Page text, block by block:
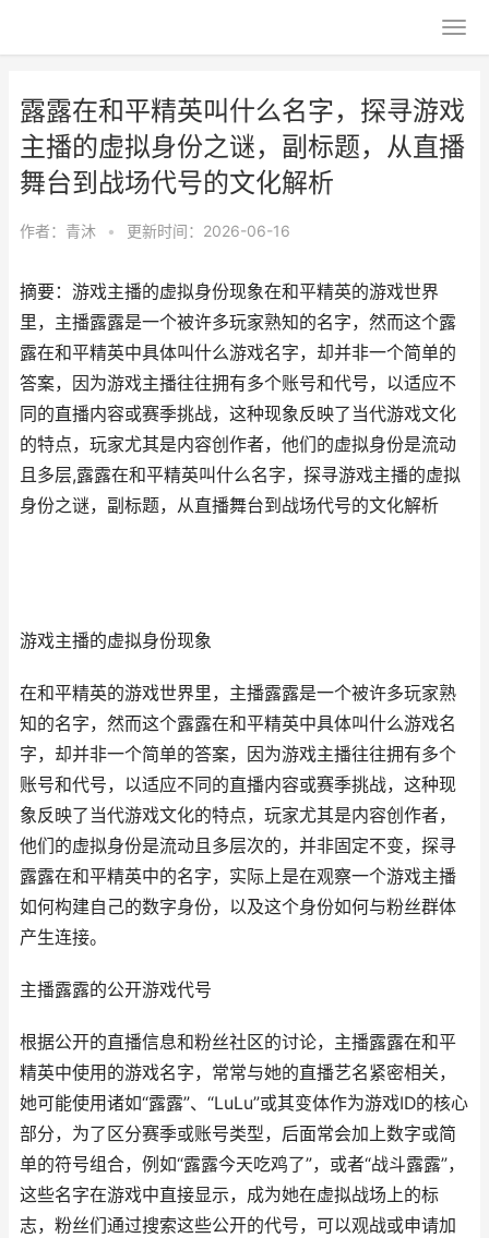
露露在和平精英叫什么名字，探寻游戏
主播的虚拟身份之谜，副标题，从直播
舞台到战场代号的文化解析
作者： 青沐 • 更新时间：2026-06-16
摘要：游戏主播的虚拟身份现象在和平精英的游戏世界
里，主播露露是一个被许多玩家熟知的名字，然而这个露
露在和平精英中具体叫什么游戏名字，却并非一个简单的
答案，因为游戏主播往往拥有多个账号和代号，以适应不
同的直播内容或赛季挑战，这种现象反映了当代游戏文化
的特点，玩家尤其是内容创作者，他们的虚拟身份是流动
且多层,露露在和平精英叫什么名字，探寻游戏主播的虚拟
身份之谜，副标题，从直播舞台到战场代号的文化解析
游戏主播的虚拟身份现象
在和平精英的游戏世界里，主播露露是一个被许多玩家熟
知的名字，然而这个露露在和平精英中具体叫什么游戏名
字，却并非一个简单的答案，因为游戏主播往往拥有多个
账号和代号，以适应不同的直播内容或赛季挑战，这种现
象反映了当代游戏文化的特点，玩家尤其是内容创作者，
他们的虚拟身份是流动且多层次的，并非固定不变，探寻
露露在和平精英中的名字，实际上是在观察一个游戏主播
如何构建自己的数字身份，以及这个身份如何与粉丝群体
产生连接。
主播露露的公开游戏代号
根据公开的直播信息和粉丝社区的讨论，主播露露在和平
精英中使用的游戏名字，常常与她的直播艺名紧密相关，
她可能使用诸如“露露”、“LuLu”或其变体作为游戏ID的核心
部分，为了区分赛季或账号类型，后面常会加上数字或简
单的符号组合，例如“露露今天吃鸡了”，或者“战斗露露”，
这些名字在游戏中直接显示，成为她在虚拟战场上的标
志，粉丝们通过搜索这些公开的代号，可以观战或申请加